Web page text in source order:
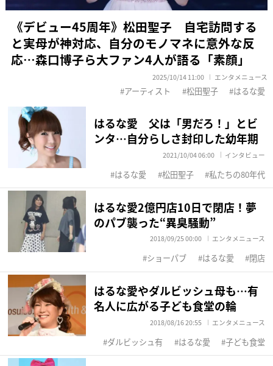
《デビュー45周年》松田聖子 自宅訪問する
と実母が神対応、自分のモノマネに意外な反
応…森口博子ら大ファン4人が語る「素顔」
2025/10/14 11:00 エンタメニュース
アーティスト 松田聖子 はるな愛
はるな愛 父は「男だろ！」とビ
ンタ…自分らしさ封印した幼年期
2021/10/04 06:00 インタビュー
はるな愛 松田聖子 私たちの80年代
はるな愛2億円店10日で閉店！夢
のパブ襲った“異臭騒動”
2018/09/25 00:00 エンタメニュース
ショーパブ はるな愛 閉店
はるな愛やダルビッシュ母も…有
名人に広がる子ども食堂の輪
2018/08/16 20:55 エンタメニュース
ダルビッシュ有 はるな愛 子ども食堂